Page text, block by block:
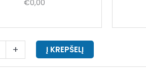
€0,00
+ Į KREPŠELĮ